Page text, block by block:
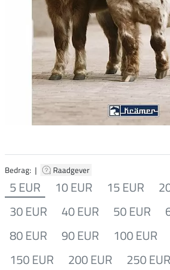
Bedrag: | Raadgever
5 EUR 10 EUR 15 EUR
30 EUR
40 EUR 50 EUR
80 EUR
90 EUR 100 EUR
150 EUR
200 EUR 250 EUR